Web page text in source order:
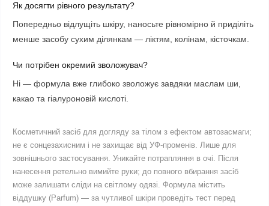
Як досягти рівного результату?
Попередньо відлущіть шкіру, наносьте рівномірно й приділіть
менше засобу сухим ділянкам — ліктям, колінам, кісточкам.
Чи потрібен окремий зволожувач?
Ні — формула вже глибоко зволожує завдяки маслам ши,
какао та гіалуроновій кислоті.
Косметичний засіб для догляду за тілом з ефектом автозасмаги;
не є сонцезахисним і не захищає від УФ-променів. Лише для
зовнішнього застосування. Уникайте потрапляння в очі. Після
нанесення ретельно вимийте руки; до повного вбирання засіб
може залишати сліди на світлому одязі. Формула містить
віддушку (Parfum) — за чутливої шкіри проведіть тест перед